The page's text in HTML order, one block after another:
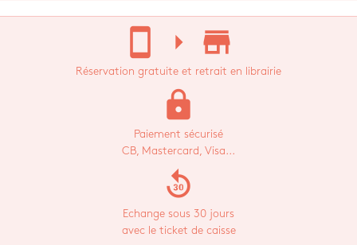
stay_current_portrait arrow_right store_mall_directory
Réservation gratuite et retrait en librairie
lock
Paiement sécurisé
CB, Mastercard, Visa...
replay_30
Echange sous 30 jours
avec le ticket de caisse